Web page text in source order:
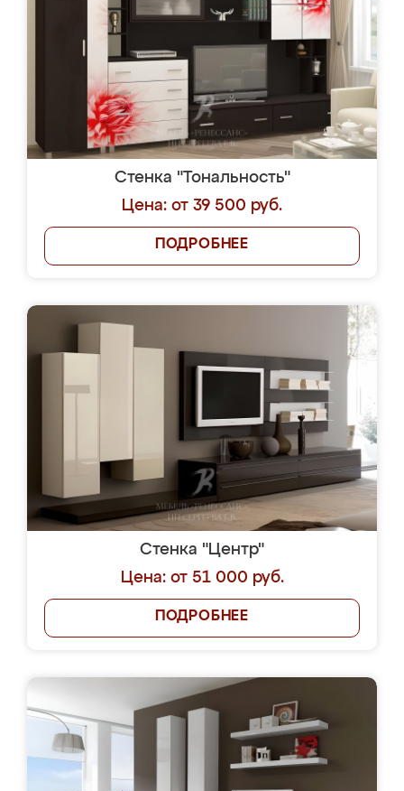
Стенка "Тональность"
Цена: от 39 500 руб.
ПОДРОБНЕЕ
Стенка "Центр"
Цена: от 51 000 руб.
ПОДРОБНЕЕ